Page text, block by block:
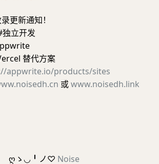
更新通知！
立开发
替代方案
appwrite.io/products/sites
或www.noisedh.link
ღゝ◡╹ノ♡ Noise